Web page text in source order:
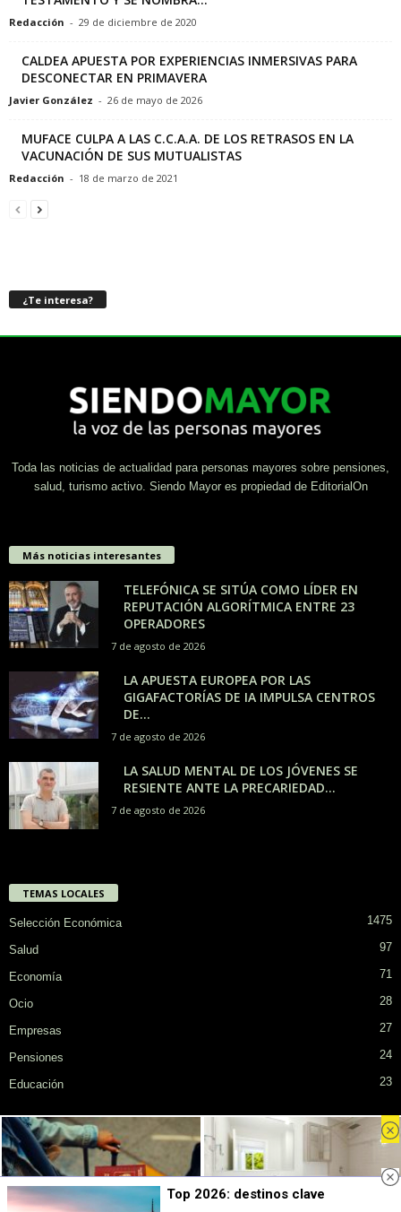
Redacción - 29 de diciembre de 2020
CALDEA APUESTA POR EXPERIENCIAS INMERSIVAS PARA
DESCONECTAR EN PRIMAVERA
Javier González - 26 de mayo de 2026
MUFACE CULPA A LAS C.C.A.A. DE LOS RETRASOS EN LA
VACUNACIÓN DE SUS MUTUALISTAS
Redacción - 18 de marzo de 2021
¿Te interesa?
Toda las noticias de actualidad para personas mayores sobre pensiones,
salud, turismo activo. Siendo Mayor es propiedad de EditorialOn
Más noticias interesantes
TELEFÓNICA SE SITÚA COMO LÍDER EN
REPUTACIÓN ALGORÍTMICA ENTRE 23
OPERADORES
7 de agosto de 2026
LA APUESTA EUROPEA POR LAS
GIGAFACTORÍAS DE IA IMPULSA CENTROS
DE...
7 de agosto de 2026
LA SALUD MENTAL DE LOS JÓVENES SE
RESIENTE ANTE LA PRECARIEDAD...
7 de agosto de 2026
TEMAS LOCALES
Selección Económica 1475
Salud 97
Economía 71
Ocio 28
Empresas 27
Pensiones 24
Educación 23
Privacidad Cookies Publicidad en SiendoMayor
Sobre Nosotros
© COPYRIGHT. Todos los derechos reservados.
Top 2026: destinos clave